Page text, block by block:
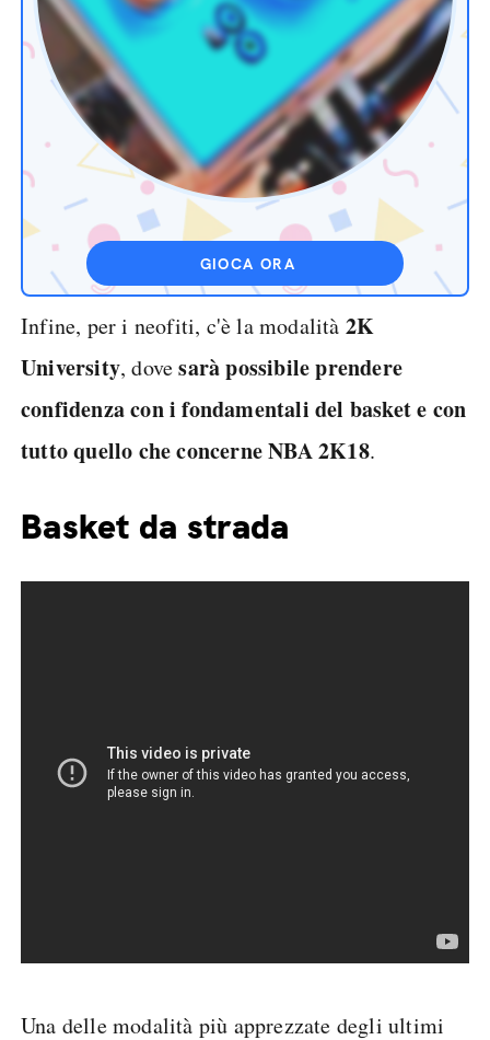
GIOCA ORA
Infine, per i neofiti, c'è la modalità 2K
University, dovesarà possibile prendere
confidenza con i fondamentali del basket e con
tutto quello che concerne NBA 2K18.
Basket da strada
Una delle modalità più apprezzate degli ultimi